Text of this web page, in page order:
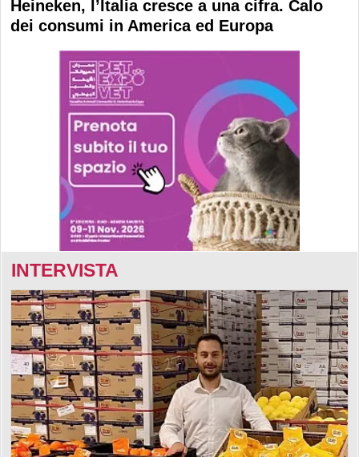
Heineken, l’Italia cresce a una cifra. Calo
dei consumi in America ed Europa
INTERVISTA